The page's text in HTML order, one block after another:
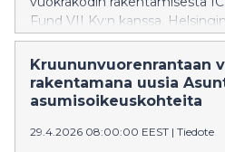
Fund VII Ky:n kanssa.
valmistuvan asuntokohteen,
Evian, rakennustyöt alkavat
vuoden 2027 lopulla.
Kruununvuorenrantaan
rakentamana uusia
asumisoikeuskohteita
29.4.2026 08:00:00 EEST | Tiedote